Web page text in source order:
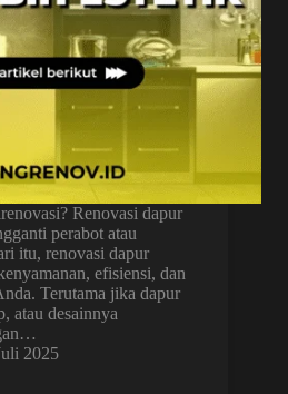
Renovasi dapur
perabot atau
itu, renovasi dapur
efisiensi, dan
Terutama jika dapur
atau desainnya
2025